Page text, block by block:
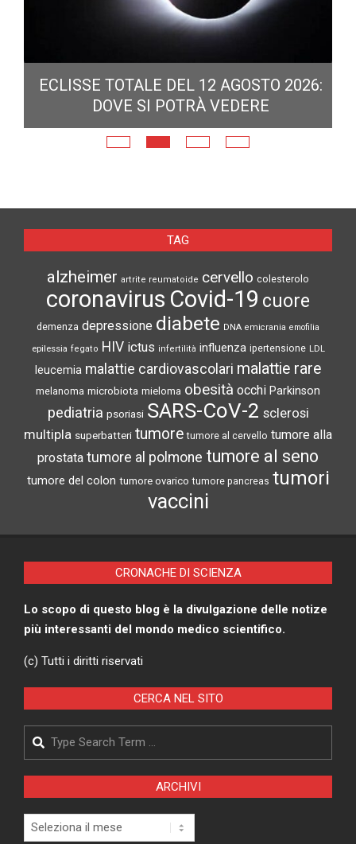
ECLISSE TOTALE DEL 12 AGOSTO 2026:
DOVE SI POTRÀ VEDERE
TAG
alzheimer artrite reumatoide cervello colesterolo
coronavirus Covid-19 cuore
demenza depressione diabete DNA emicrania emofilia
epilessia fegato HIV ictus infertilità influenza ipertensione LDL
leucemia malattie cardiovascolari malattie rare
melanoma microbiota mieloma obesità occhi Parkinson
pediatria psoriasi SARS-CoV-2 sclerosi
multipla superbatteri tumore tumore al cervello tumore alla
prostata tumore al polmone tumore al seno
tumore del colon tumore ovarico tumore pancreas tumori
vaccini
CRONACHE DI SCIENZA
Lo scopo di questo blog è la divulgazione delle notize
più interessanti del mondo medico scientifico.
(c) Tutti i diritti riservati
CERCA NEL SITO
Search
ARCHIVI
Archivi